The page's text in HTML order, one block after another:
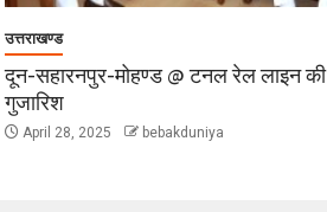
उत्तराखण्ड
दून-सहारनपुर-मोहण्ड @ टनल रेल लाइन की
गुजारिश
April 28, 2025 bebakduniya